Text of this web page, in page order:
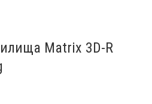
Matrix 3D-R